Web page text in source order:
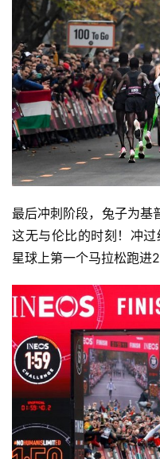
比
赛
观
察
装
备
训
练
最后冲刺阶段，兔子为基
这无与伦比的时刻！冲
星球上第一个马拉松跑进